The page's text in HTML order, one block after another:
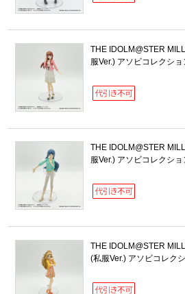
THE IDOLM@STER
服Ver.) アソビコレクシ
THE IDOLM@STER
服Ver.) アソビコレクシ
THE IDOLM@STER
(私服Ver.) アソビコレク